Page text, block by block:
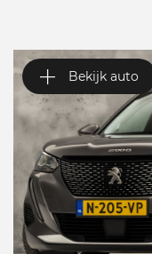
Bekijk auto